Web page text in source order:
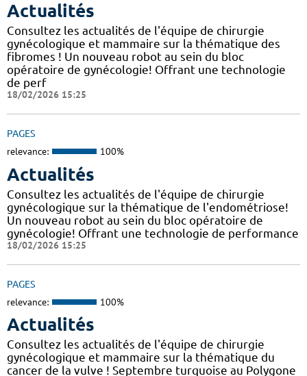
Actualités
Consultez les actualités de l'équipe de chirurgie
gynécologique et mammaire sur la thématique des
fibromes ! Un nouveau robot au sein du bloc
opératoire de gynécologie! Offrant une technologie
de perf
18/02/2026 15:25
PAGES
relevance: 100%
Actualités
Consultez les actualités de l'équipe de chirurgie
gynécologique sur la thématique de l'endométriose!
Un nouveau robot au sein du bloc opératoire de
gynécologie! Offrant une technologie de performance
18/02/2026 15:25
PAGES
relevance: 100%
Actualités
Consultez les actualités de l'équipe de chirurgie
gynécologique et mammaire sur la thématique du
cancer de la vulve ! Septembre turquoise au Polygone